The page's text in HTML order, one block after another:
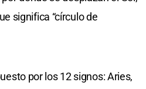
significa “círculo de
por los 12 signos: Aries,